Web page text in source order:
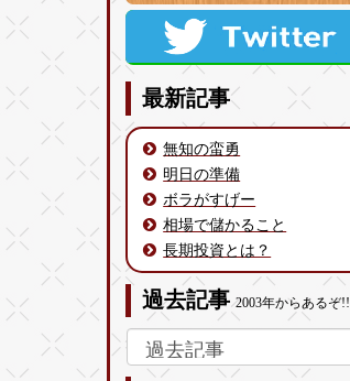
最新記事
無知の蛮勇
明日の準備
ボラがすげー
相場で儲かること
長期投資とは？
過去記事2003年からあるぞ!!